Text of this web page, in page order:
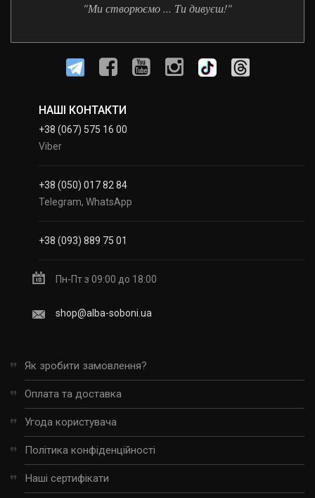
"Ми створюємо ... Ти дивуєш!"
НАШІ КОНТАКТИ
+38 (067) 575 16 00
Viber
+38 (050) 017 82 84
Telegram, WhatsApp
+38 (093) 889 75 01
Пн-Пт з 09:00 до 18:00
shop@alba-soboni.ua
Як зробити замовлення?
Оплата та доставка
Угода користувача
Політика конфіденційності
Наші сертифікати